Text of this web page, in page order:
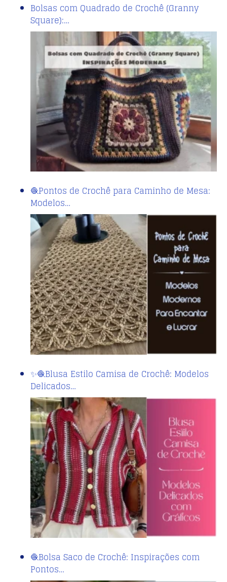
Bolsas com Quadrado de Crochê (Granny
Square):…
🧶Pontos de Crochê para Caminho de Mesa:
Modelos…
✨🧶Blusa Estilo Camisa de Crochê: Modelos
Delicados…
🧶Bolsa Saco de Crochê: Inspirações com
Pontos…